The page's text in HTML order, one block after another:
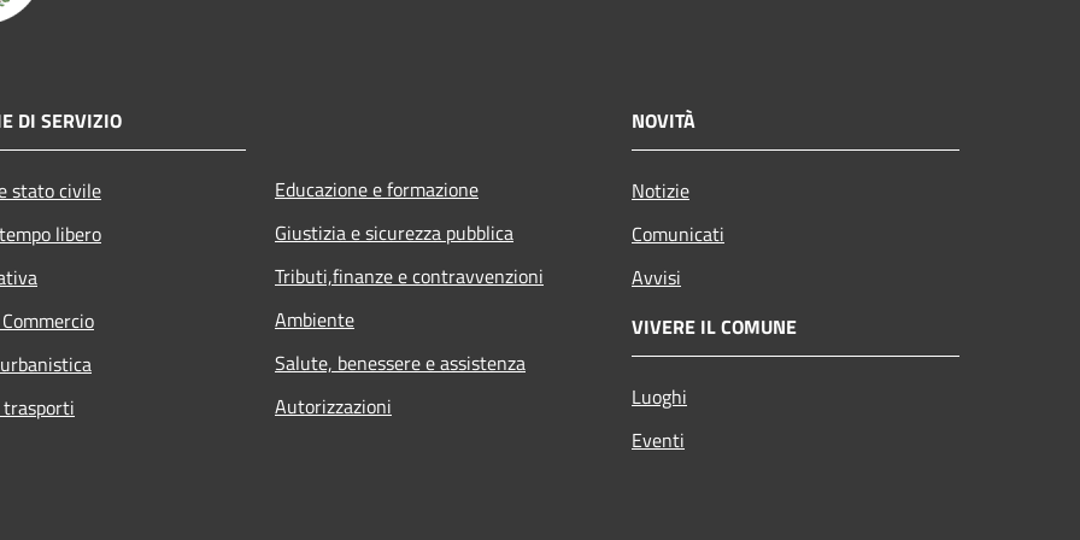
DI SERVIZIO
stato civile
libero
Educazione e formazione
Giustizia e sicurezza pubblica
Tributi,finanze e contravvenzioni
Ambiente
Salute, benessere e assistenza
Autorizzazioni
NOVITÀ
Notizie
Comunicati
Avvisi
VIVERE IL COMUNE
Luoghi
Eventi